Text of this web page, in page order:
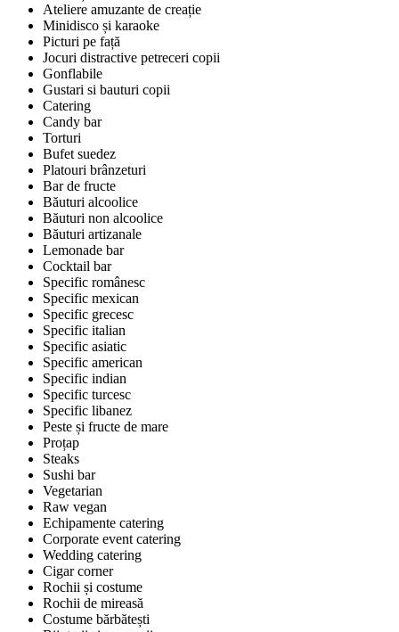
Ateliere amuzante de creație
Minidisco și karaoke
Picturi pe față
Jocuri distractive petreceri copii
Gonflabile
Gustari si bauturi copii
Catering
Candy bar
Torturi
Bufet suedez
Platouri brânzeturi
Bar de fructe
Băuturi alcoolice
Băuturi non alcoolice
Băuturi artizanale
Lemonade bar
Cocktail bar
Specific românesc
Specific mexican
Specific grecesc
Specific italian
Specific asiatic
Specific american
Specific indian
Specific turcesc
Specific libanez
Peste și fructe de mare
Proțap
Steaks
Sushi bar
Vegetarian
Raw vegan
Echipamente catering
Corporate event catering
Wedding catering
Cigar corner
Rochii și costume
Rochii de mireasă
Costume bărbătești